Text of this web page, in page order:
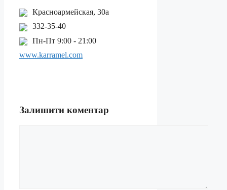
Красноармейская, 30а
332-35-40
Пн-Пт 9:00 - 21:00
www.karramel.com
Залишити коментар